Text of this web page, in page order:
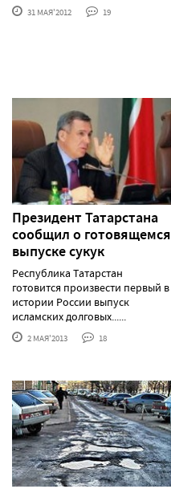
31 МАЯ'2012 19
Президент Татарстана
сообщил о готовящемся
выпуске сукук
Республика Татарстан
готовится произвести первый в
истории России выпуск
исламских долговых......
2 МАЯ'2013 18